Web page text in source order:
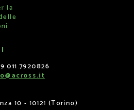
la
011.7920826
10 - 10121 (Torino)